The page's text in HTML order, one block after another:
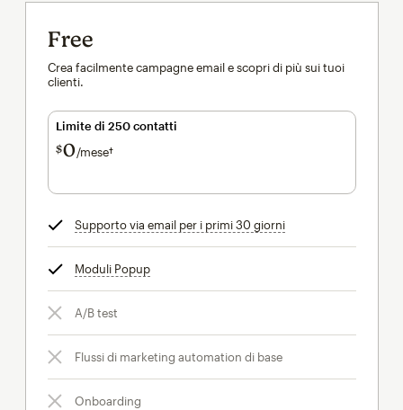
Free
Crea facilmente campagne email e scopri di più sui tuoi
clienti.
Limite di 250 contatti
$0/mese†al mese†
Supporto via email per i primi 30 giornitooltip
Moduli Popuptooltip
A/B test
Flussi di marketing automation di base
Onboarding